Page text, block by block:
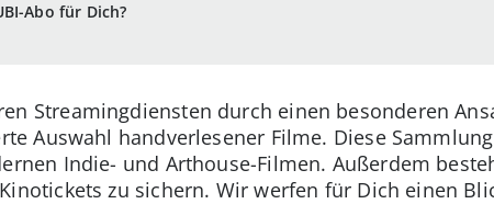
Abo für Dich?
Streamingdiensten durch einen besonderen
Auswahl handverlesener Filme. Diese
Indie- und Arthouse-Filmen. Außerdem
zu sichern. Wir werfen für Dich einen